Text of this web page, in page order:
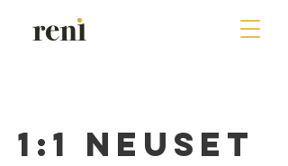
1:1 Neuset